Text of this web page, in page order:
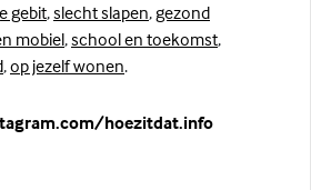
gebit,slecht slapen,gezond
mobiel,school en toekomst,
,op jezelf wonen.
hoezitdat.info